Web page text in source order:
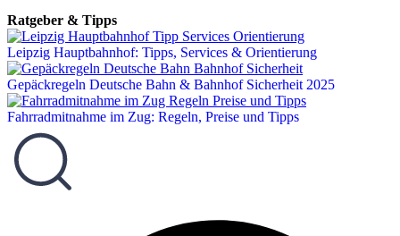
Ratgeber & Tipps
Leipzig Hauptbahnhof: Tipps, Services & Orientierung
Gepäckregeln Deutsche Bahn & Bahnhof Sicherheit 2025
Fahrradmitnahme im Zug: Regeln, Preise und Tipps